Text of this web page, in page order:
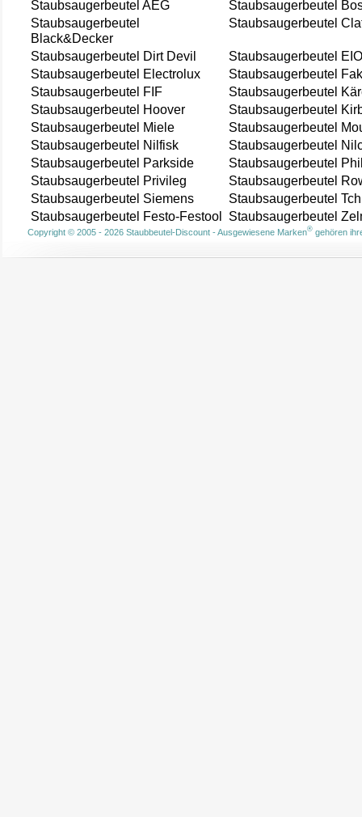
Staubsaugerbeutel AEG
Staubsaugerbeutel
Staubsaugerbeutel
Black&Decker
Staubsaugerbeutel
Staubsaugerbeutel Dirt Devil
Staubsaugerbeutel
Staubsaugerbeutel Electrolux
Staubsaugerbeutel
Staubsaugerbeutel FIF
Staubsaugerbeutel
Staubsaugerbeutel Hoover
Staubsaugerbeutel
Staubsaugerbeutel Miele
Staubsaugerbeutel
Staubsaugerbeutel Nilfisk
Staubsaugerbeutel
Staubsaugerbeutel Parkside
Staubsaugerbeutel
Staubsaugerbeutel Privileg
Staubsaugerbeutel
Staubsaugerbeutel Siemens
Staubsaugerbeutel
Staubsaugerbeutel Festo-Festool
Staubsaugerbeutel
Copyright © 2005 - 2026 Staubbeutel-Discount - Ausgewiesene Marken®gehören